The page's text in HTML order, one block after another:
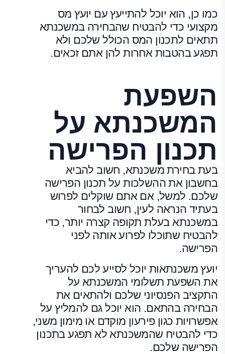
כמו כן, הוא יוכל להתייעץ עם יועץ מס
מקצועי כדי להבטיח שהבחירה במשכנתא
תתאים לתכנון המס הכולל שלכם ולא
תפגע בהטבות אחרות להן אתם זכאים.
השפעת
המשכנתא על
תכנון הפרישה
בעת בחירת משכנתא, חשוב להביא
בחשבון את ההשלכות על תכנון הפרישה
שלכם. למשל, אם אתם שוקלים לפרוש
בעתיד הנראה לעין, חשוב לבחור
במשכנתא בעלת תקופה קצרה יותר, כדי
להבטיח שתוכלו לפרוע אותה לפני
הפרישה.
יועץ משכנתאות יוכל לסייע לכם להעריך
את השפעת תשלומי המשכנתא על
התקציב הפנסיוני שלכם ולהתאים את
הבחירה בהתאם. הוא יוכל גם להמליץ על
אפשרויות כגון פירעון מוקדם או מימון משני,
כדי להבטיח שהמשכנתא לא תפגע בתכנון
הפרישה שלכם.